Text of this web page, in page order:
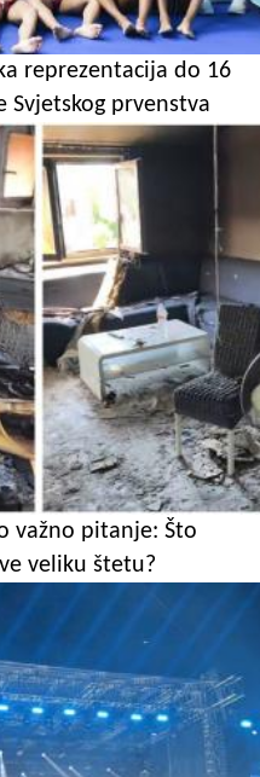
reprezentacija do 16
Svjetskog prvenstva
važno pitanje: Što
veliku štetu?